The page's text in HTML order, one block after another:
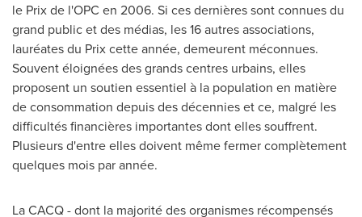
le Prix de l'OPC en 2006. Si ces dernières sont connues du
grand public et des médias, les 16 autres associations,
lauréates du Prix cette année, demeurent méconnues.
Souvent éloignées des grands centres urbains, elles
proposent un soutien essentiel à la population en matière
de consommation depuis des décennies et ce, malgré les
difficultés financières importantes dont elles souffrent.
Plusieurs d'entre elles doivent même fermer complètement
quelques mois par année.
La CACQ - dont la majorité des organismes récompensés